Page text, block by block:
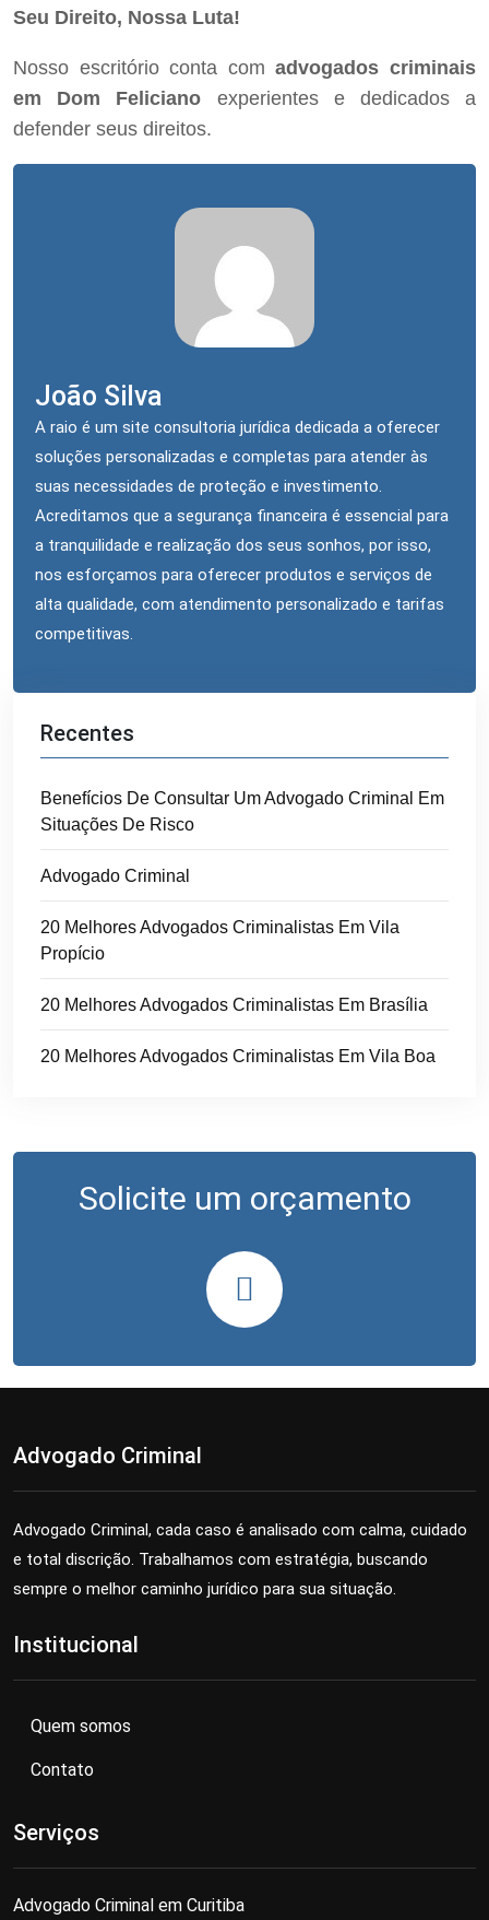
Seu Direito, Nossa Luta!
Nosso escritório conta comadvogados criminais
em Dom Feliciano experientes e dedicados a
defender seus direitos.
João Silva
A raio é um site consultoria jurídica dedicada a oferecer
soluções personalizadas e completas para atender às
suas necessidades de proteção e investimento.
Acreditamos que a segurança financeira é essencial para
a tranquilidade e realização dos seus sonhos, por isso,
nos esforçamos para oferecer produtos e serviços de
alta qualidade, com atendimento personalizado e tarifas
competitivas.
Recentes
Benefícios De Consultar Um Advogado Criminal Em
Situações De Risco
Advogado Criminal
20 Melhores Advogados Criminalistas Em Vila
Propício
20 Melhores Advogados Criminalistas Em Brasília
20 Melhores Advogados Criminalistas Em Vila Boa
Solicite um orçamento
Advogado Criminal
Advogado Criminal, cada caso é analisado com calma, cuidado
e total discrição. Trabalhamos com estratégia, buscando
sempre o melhor caminho jurídico para sua situação.
Institucional
Quem somos
Contato
Serviços
Advogado Criminal em Curitiba